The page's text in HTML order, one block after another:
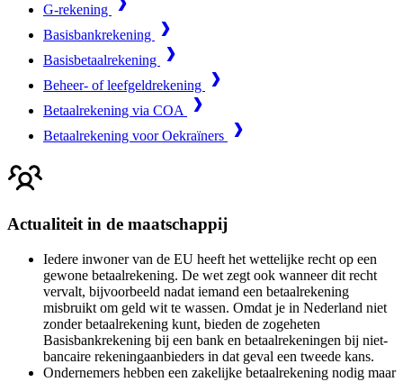
G-rekening
Basisbankrekening
Basisbetaalrekening
Beheer- of leefgeldrekening
Betaalrekening via COA
Betaalrekening voor Oekraïners
Actualiteit in de maatschappij
Iedere inwoner van de EU heeft het wettelijke recht op een
gewone betaalrekening. De wet zegt ook wanneer dit recht
vervalt, bijvoorbeeld nadat iemand een betaalrekening
misbruikt om geld wit te wassen. Omdat je in Nederland niet
zonder betaalrekening kunt, bieden de zogeheten
Basisbankrekening bij een bank en betaalrekeningen bij niet-
bancaire rekeningaanbieders in dat geval een tweede kans.
Ondernemers hebben een zakelijke betaalrekening nodig maar